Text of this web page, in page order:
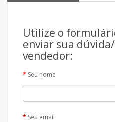
Utilize o
enviar sua
vendedor:
Seu nome
Seu email